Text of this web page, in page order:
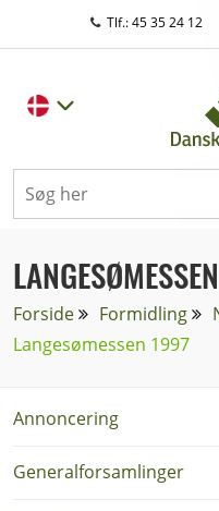
Tlf.: 45 35 24 12
Forside Formidling
Langesømessen 1997
Annoncering
Generalforsamlinger